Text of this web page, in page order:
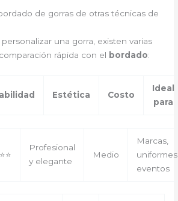
de gorras de otras técnicas de
una gorra, existen varias
rápida con el bordado:
Estética Costo
Ideal
para
Profesional
y elegante
Medio
Marcas,
eventos